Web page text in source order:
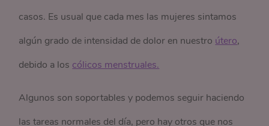
casos. Es usual que cada mes las mujeres sintamos
algún grado de intensidad de dolor en nuestro útero,
debido a los cólicos menstruales.
Algunos son soportables y podemos seguir haciendo
las tareas normales del día, pero hay otros que nos